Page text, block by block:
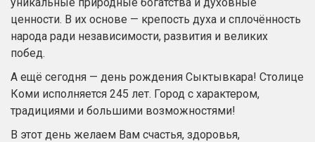
ценности. В их основе — крепость духа и сплочённость
народа ради независимости, развития и великих
побед.
А ещё сегодня — день рождения Сыктывкара! Столице
Коми исполняется 245 лет. Город с характером,
традициями и большими возможностями!
В этот день желаем Вам счастья, здоровья,